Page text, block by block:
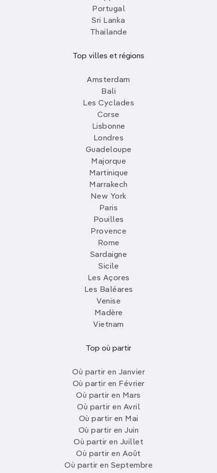
Portugal
Sri Lanka
Thailande
Top villes et régions
Amsterdam
Bali
Les Cyclades
Corse
Lisbonne
Londres
Guadeloupe
Majorque
Martinique
Marrakech
New York
Paris
Pouilles
Provence
Rome
Sardaigne
Sicile
Les Açores
Les Baléares
Venise
Madère
Vietnam
Top où partir
Où partir en Janvier
Où partir en Février
Où partir en Mars
Où partir en Avril
Où partir en Mai
Où partir en Juin
Où partir en Juillet
Où partir en Août
Où partir en Septembre